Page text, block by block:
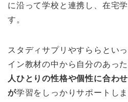
に沿って学校と連携し、在宅
す。
スタディサプリやすららとい
イン教材の中から自分のあっ
人ひとりの性格や個性に合わ
が学習をしっかりサポートしま